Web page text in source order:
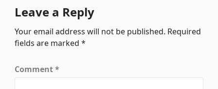
Leave a Reply
Your email address will not be published. Required
fields are marked*
Comment*